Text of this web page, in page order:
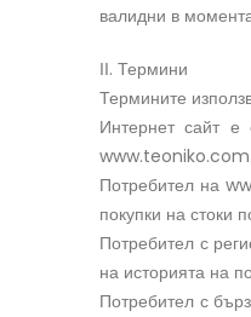
валидни в
ІІ. Термини
Термините
Интернет сайт е
www.teoniko.com.
Потребител на
покупки на стоки
Потребител с
на историята на
Потребител с